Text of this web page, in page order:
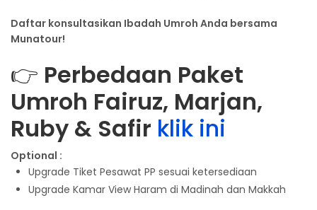
Daftar konsultasikan Ibadah Umroh Anda bersama
Munatour!
👉 Perbedaan Paket
Umroh Fairuz, Marjan,
Ruby & Safir klik ini
Optional :
Upgrade Tiket Pesawat PP sesuai ketersediaan
Upgrade Kamar View Haram di Madinah dan Makkah